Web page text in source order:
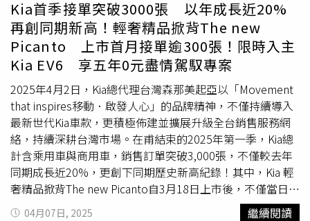
消費者對VITARA的好評與支持，TAIWANSUZUKI特別準備
「20周年專案」，讓有SUZUKI好車陪伴的好朋友們，一起
擁抱艷陽高照的初夏。敬請車迷朋友趁著艷陽高照的初夏之
際，前往SUZUKI全台各大經銷據點，體驗SUZUKI
色車款，更要體驗一下VITARA的越野性能。CARRY歡慶周年
專案頭家好幫手CARRY本月領牌贈送「米其林防爆高效隔熱
紙」，另指定車款贈送$10,000元購車金。敬請車迷朋友趁
著豔陽高照的初夏之際，前往SUZUKI全台各大經銷據點，
體驗 SUZUKI各具特色車款，更要體驗一下CARRY的優異操
控性。試乘IGNIS車系贈送『黃阿瑪迷你麻糬娃娃吊飾盲
盒』，來店試乘贈送之贈品，贈獎活動均需填寫完整客戶資
料，贈品有限，送完為止。舊換新價係指扣除政府舊換新補
助後之價格，詳細辦法以政府法令公告為準。IGNIS指定車
80萬元零利率的專屬禮遇方案。限時入主The Kia EV6 / The
Kia EV6 GT，可享「五年0元盡情駕馭」專案(總價值逾23萬
元)，包括V2L車外電器電源分享器、家用充電設備、五年U-
POWER無限快充，以及五年免費保養等尊榮禮遇，再享高
額100萬0利率或首年低月付8,888元。同時，Kia乘用車全車
系皆享有五年不限里程全車原廠保固，電動車高壓電池再享
8年/16萬公里原廠保固。敬邀所有熱愛Kia的朋友，親臨全
台各大展示中心感受Kia「移動‧啟發人心」的品牌核心價
值，近距離體驗Kia全車系的迷人魅力。註1: 係指依據2025
年4月監理站公布之新車領牌數據為準。非豪華純進口品牌
係指Kia, Mazda, VW, Skoda,Suzuki, Subaru, Citroen,
Peugeot；The new Picanto 同級車款係指Suzuki Ignis,
Mazda 2; The new Carnival同級車款係指 Toyota Sienna;
因此選擇自殺。他於4月6日持菜刀刺了頸部5次，送醫治療
後於4月14日出院，警方隨即將他以屍體遺棄罪嫌逮捕，全
案目前仍在續釐清細節與犯案動機中。◎勇敢求救並非弱
者，您的痛苦有人願意傾聽，請撥打1995◎如果您覺得痛
苦、似乎沒有出路，您並不孤單，請撥打1925
Kia首季接單突破3000張 以年成長近20%
再創同期新高！輕奢精品掀背The new
Picanto 上市首月接單逾300張！限時入主
Kia EV6 享五年0元盡情駕馭專案
2025年4月2日，Kia總代理台灣森那美起亞以「Movement
that inspires移動．啟發人心」的品牌精神，不僅持續導入
最新世代Kia車款，更積極佈建並擴展升級全台銷售服務網
絡，持續深耕台灣市場。在甫結束的2025年第一季，Kia總
計含乘用車與商用車，銷售訂單突破3,000張，不僅較去年
同期成長近20%，更創下同期歷史新高紀錄！其中，Kia 輕
奢精品掀背The new Picanto自3月18日上市後，不僅當日短
短5小時內訂單即突破百張，上市首月已接單逾300張，再
04月07日, 2025 繼續閱讀